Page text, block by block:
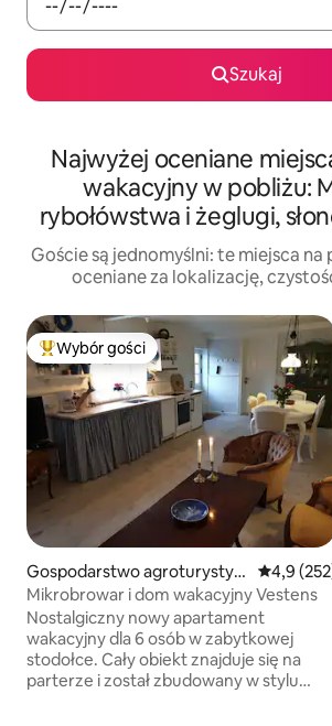
Szukaj
Najwyżej oceniane
wakacyjny w pobliżu:
rybołówstwa i żeglugi,
Goście są jednomyślni: te miejsca
oceniane za lokalizację,
Najpopularniejsze z kategorii Wybór gości
Wybór gości
Gospodarstwo agroturystyc
zne w: Janderup Vestj
Średnia
4,9
Mikrobrowar i dom wakacyjny Vestens
Nostalgiczny nowy apartament
wakacyjny dla 6 osób w zabytkowej
stodołce. Cały obiekt znajduje się na
parterze i został zbudowany w stylu